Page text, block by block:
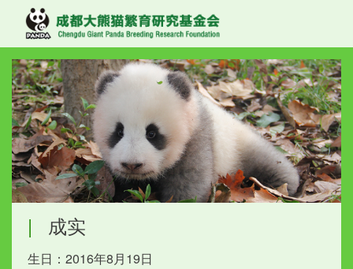
| 成实
生日：2016年8月19日